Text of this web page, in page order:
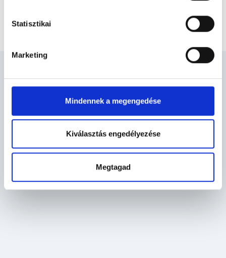
Statisztikai
Marketing
Mindennek a megengedése
Kiválasztás engedélyezése
Megtagad